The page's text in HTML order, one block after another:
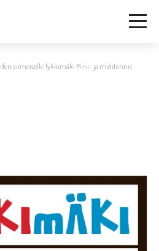
viimeiselle Tykkimäki Mini- ja miditennis